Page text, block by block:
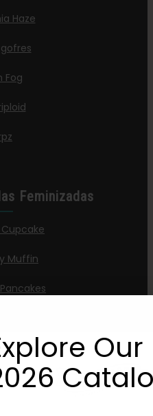
Haze
Fog
Feminizadas
Muffin
Hella Our